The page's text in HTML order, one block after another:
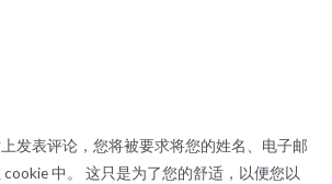
发表评论，您将被要求将您的姓名、电子邮
中。 这只是为了您的舒适，以便您以